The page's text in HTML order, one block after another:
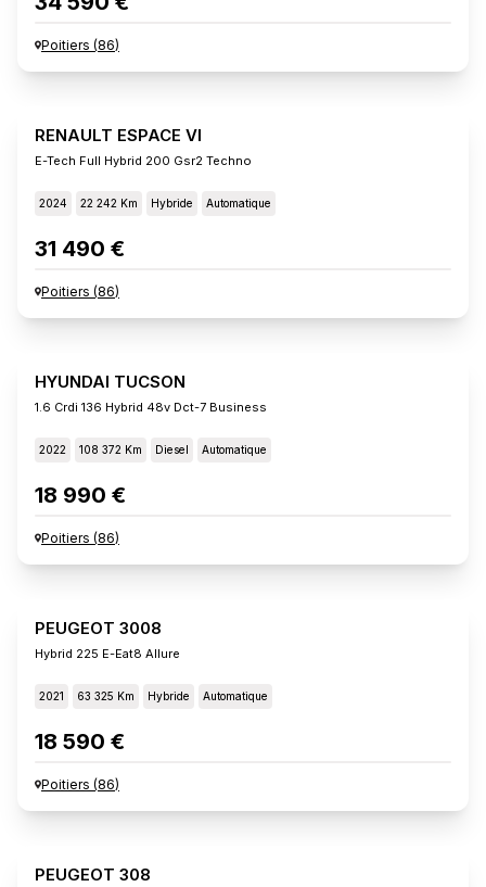
Poitiers (86)
RENAULT ESPACE VI
E-Tech Full Hybrid 200 Gsr2 Techno
2024 22 242 Km Hybride Automatique
31 490 €
Poitiers (86)
HYUNDAI TUCSON
1.6 Crdi 136 Hybrid 48v Dct-7 Business
2022 108 372 Km Diesel Automatique
18 990 €
Poitiers (86)
PEUGEOT 3008
Hybrid 225 E-Eat8 Allure
2021 63 325 Km Hybride Automatique
18 590 €
Poitiers (86)
PEUGEOT 308